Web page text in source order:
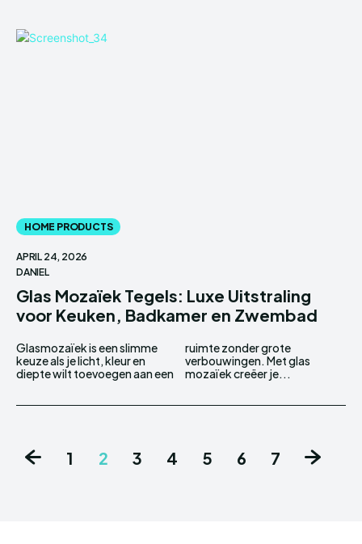
HOME PRODUCTS
APRIL 24, 2026
DANIEL
Glas Mozaïek Tegels: Luxe Uitstraling
voor Keuken, Badkamer en Zwembad
Glasmozaïek is een slimme
keuze als je licht, kleur en
diepte wilt toevoegen aan een
ruimte zonder grote
verbouwingen. Met glas
mozaïek creëer je...
1 2 3 4 5 6 7